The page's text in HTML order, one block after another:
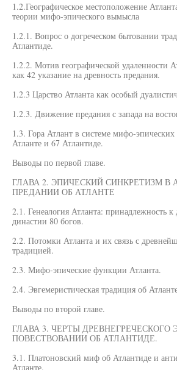
1.2.Географическое местоположение
теории мифо-эпического вымысла
1.2.1. Вопрос о догреческом бытовании
Атлантиде.
1.2.2. Мотив географической удаленности
как 42 указание на древность предания.
1.2.3 Царство Атланта как особый
1.2.3. Движение предания с запада на
1.3. Гора Атлант в системе мифо-
Атланте и 67 Атлантиде.
Выводы по первой главе.
ГЛАВА 2. ЭПИЧЕСКИЙ СИНКРЕТИЗМ В
ПРЕДАНИИ ОБ АТЛАНТЕ
2.1. Генеалогия Атланта: принадлежность
династии 80 богов.
2.2. Потомки Атланта и их связь с
традицией.
2.3. Мифо-эпические функции Атланта.
2.4. Эвгемеристическая традиция об
Выводы по второй главе.
ГЛАВА 3. ЧЕРТЫ ДРЕВНЕГРЕЧЕСКОГО
ПОВЕСТВОВАНИИ ОБ АТЛАНТИДЕ.
3.1. Платоновский миф об Атлантиде и
Атланте.